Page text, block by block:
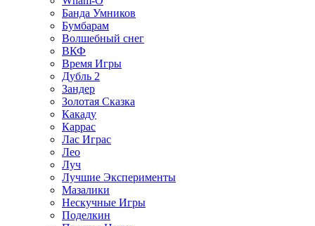
Банда Умников
Бумбарам
Волшебный снег
ВКФ
Время Игры
Дубль 2
Зандер
Золотая Сказка
Какаду
Каррас
Лас Играс
Лео
Луч
Лучшие Эксперименты
Мазалики
Нескучные Игры
Поделкин